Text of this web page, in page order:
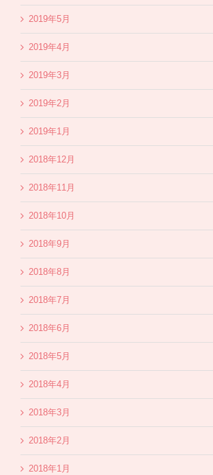
2019年5月
2019年4月
2019年3月
2019年2月
2019年1月
2018年12月
2018年11月
2018年10月
2018年9月
2018年8月
2018年7月
2018年6月
2018年5月
2018年4月
2018年3月
2018年2月
2018年1月